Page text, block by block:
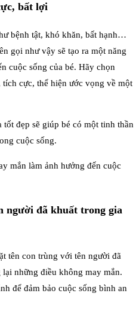
bất lợi
bệnh tật, khó khăn, bất hạnh…
gọi như vậy sẽ tạo ra một năng
cuộc sống của bé. Hãy chọn
cực, thể hiện ước vọng về một
đẹp sẽ giúp bé có một tinh thần
cuộc sống.
mắn làm ảnh hưởng đến cuộc
người đã khuất trong gia
tên con trùng với tên người đã
những điều không may mắn.
để đảm bảo cuộc sống bình an